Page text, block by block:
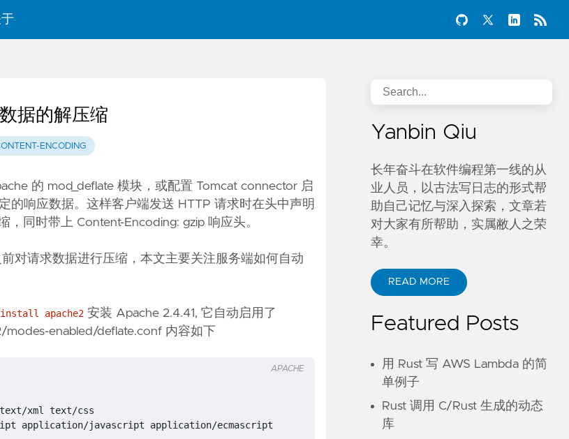
据的解压缩
ENCODING
的 mod_deflate 模块，或配置 Tomcat connector 启
的响应数据。这样客户端发送 HTTP 请求时在头中声明
同时带上 Content-Encoding: gzip 响应头。
对请求数据进行压缩，本文主要关注服务端如何自动
apache2 安装 Apache 2.4.41, 它自动启用了
enabled/deflate.conf 内容如下
APACHE
Yanbin Qiu
长年奋斗在软件编程第一线的从
业人员，以古法写日志的形式帮
助自己记忆与深入探索，文章若
对大家有所帮助，实属敝人之荣
幸。
READ MORE
Featured Posts
用 Rust 写 AWS Lambda 的简
单例子
Rust 调用 C/Rust 生成的动态
库